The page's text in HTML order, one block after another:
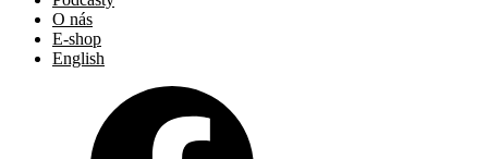
O nás
E-shop
English